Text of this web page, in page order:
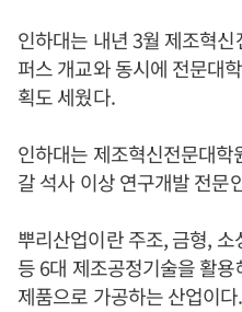
인하대는 내년 3월 제조혁
퍼스 개교와 동시에 전문대
획도 세웠다.
인하대는 제조혁신전문대
갈 석사 이상 연구개발 전문
뿌리산업이란 주조, 금형,
등 6대 제조공정기술을 활
제품으로 가공하는 산업이다.